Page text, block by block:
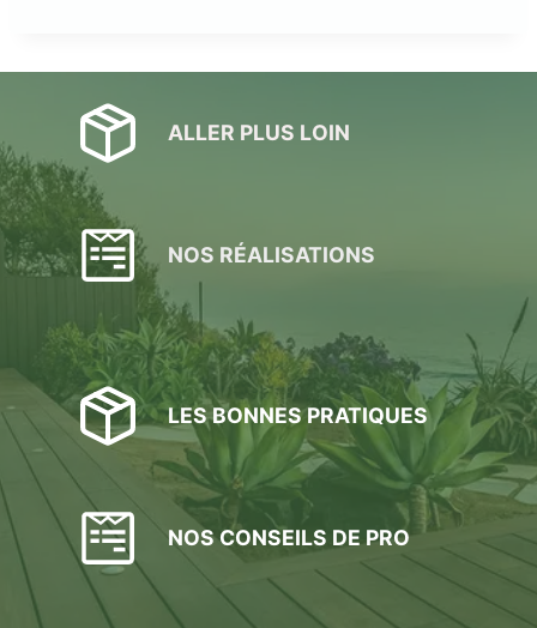
ALLER PLUS LOIN
NOS RÉALISATIONS
LES BONNES PRATIQUES
NOS CONSEILS DE PRO